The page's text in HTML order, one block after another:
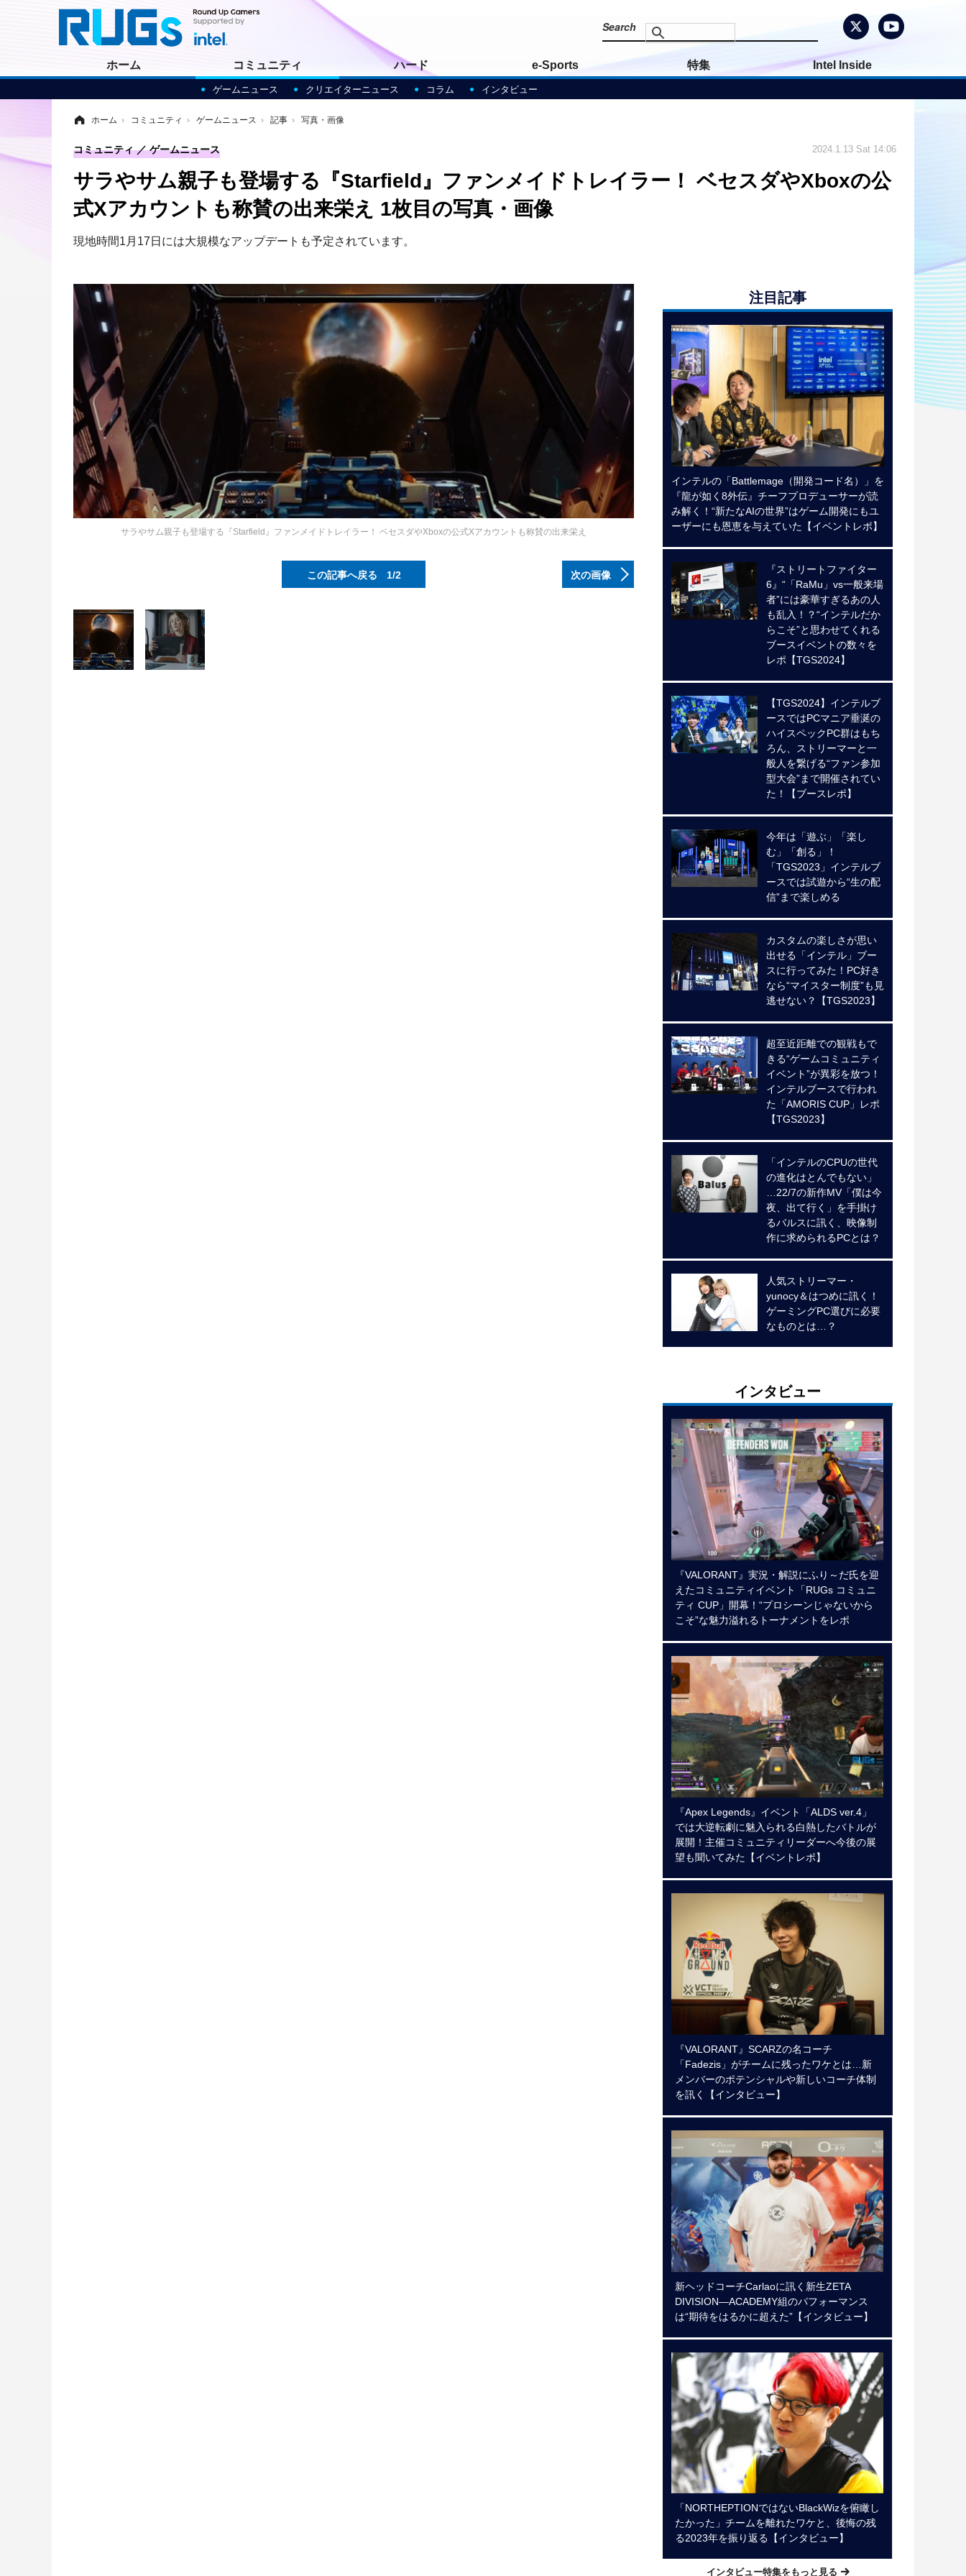
ホーム コミュニティ
ゲームニュース クリエイターニュース コラム インタビュー
ハード e-Sports 特集 Intel Inside
ホーム › コミュニティ › ゲームニュース › 記事 › 写真・画像
サラやサム親子も登場する『Starfield』ファンメイドトレイラー！ ベセスダやXboxの公
式Xアカウントも称賛の出来栄え 1枚目の写真・画像
現地時間1月17日には大規模なアップデートも予定されています。
コミュニティ ゲームニュース 2024.1.13 Sat 14:06
サラやサム親子も登場する『Starfield』ファンメイドトレイラー！ ベセスダやXboxの公式Xアカウントも称賛の出来栄え
次の画像
この記事へ戻る 1/2
注目記事
インテルの「Battlemage（開発コード名）」を
『龍が如く8外伝』チーフプロデューサーが読
み解く！“新たなAIの世界”はゲーム開発にもユ
ーザーにも恩恵を与えていた【イベントレポ】
『ストリートファイター
6』“「RaMu」vs一般来場
者”には豪華すぎるあの人
も乱入！？“インテルだか
らこそ”と思わせてくれる
ブースイベントの数々を
レポ【TGS2024】
【TGS2024】インテルブ
ースではPCマニア垂涎の
ハイスペックPC群はもち
ろん、ストリーマーと一
般人を繋げる“ファン参加
型大会”まで開催されてい
た！【ブースレポ】
今年は「遊ぶ」「楽し
む」「創る」！
「TGS2023」インテルブ
ースでは試遊から“生の配
信”まで楽しめる
カスタムの楽しさが思い
出せる「インテル」ブー
スに行ってみた！PC好き
なら“マイスター制度”も見
逃せない？【TGS2023】
超至近距離での観戦もで
きる“ゲームコミュニティ
イベント”が異彩を放つ！
インテルブースで行われ
た「AMORIS CUP」レポ
【TGS2023】
「インテルのCPUの世代
の進化はとんでもない」
…22/7の新作MV「僕は今
夜、出て行く」を手掛け
るバルスに訊く、映像制
作に求められるPCとは？
人気ストリーマー・
yunocy＆はつめに訊く！
ゲーミングPC選びに必要
なものとは…？
インタビュー
『VALORANT』実況・解説にふり～だ氏を迎
えたコミュニティイベント「RUGs コミュニ
ティ CUP」開幕！“プロシーンじゃないから
こそ”な魅力溢れるトーナメントをレポ
『Apex Legends』イベント「ALDS ver.4」
では大逆転劇に魅入られる白熱したバトルが
展開！主催コミュニティリーダーへ今後の展
望も聞いてみた【イベントレポ】
『VALORANT』SCARZの名コーチ
「Fadezis」がチームに残ったワケとは…新
メンバーのポテンシャルや新しいコーチ体制
を訊く【インタビュー】
新ヘッドコーチCarlaoに訊く新生ZETA
DIVISION―ACADEMY組のパフォーマンス
は“期待をはるかに超えた”【インタビュー】
「NORTHEPTIONではないBlackWizを俯瞰し
たかった」チームを離れたワケと、後悔の残
る2023年を振り返る【インタビュー】
インタビュー特集をもっと見る